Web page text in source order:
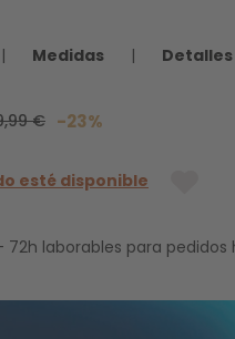
| Medidas | Detalles
€ -23%
esté disponible
laborables para pedidos